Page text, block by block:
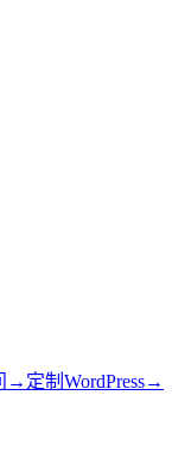
→ 定制WordPress→